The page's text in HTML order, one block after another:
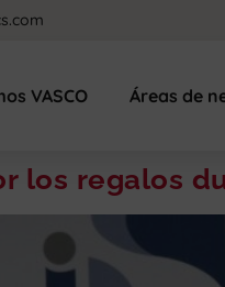
VASCO Áreas de
los regalos